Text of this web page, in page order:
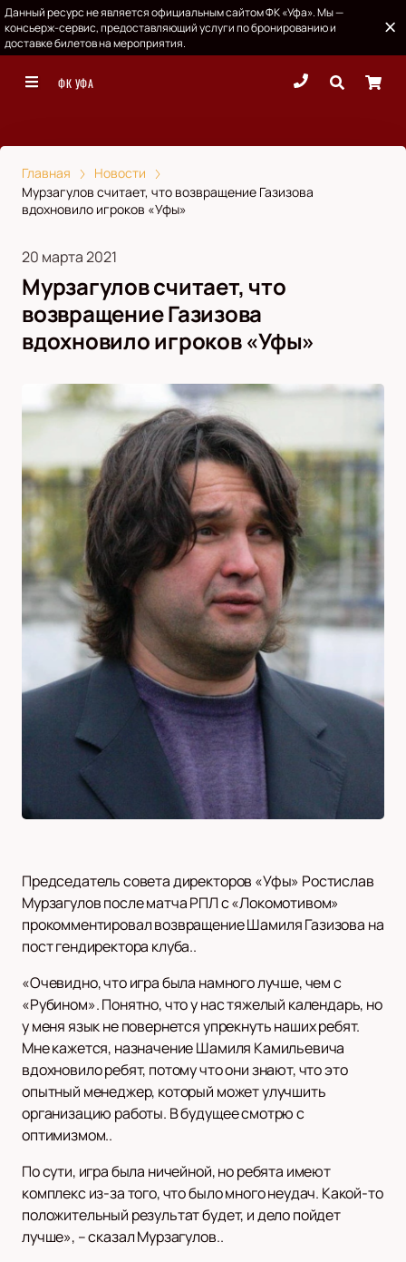
Данный ресурс не является официальным сайтом ФК «Уфа». Мы —
консьерж-сервис, предоставляющий услуги по бронированию и
доставке билетов на мероприятия.
ФК УФА
Главная
Новости
Мурзагулов считает, что возвращение Газизова
вдохновило игроков «Уфы»
20 марта 2021
Мурзагулов считает, что
возвращение Газизова
вдохновило игроков «Уфы»
Председатель совета директоров «Уфы» Ростислав
Мурзагулов после матча РПЛ с «Локомотивом»
прокомментировал возвращение Шамиля Газизова на
пост гендиректора клуба..
«Очевидно, что игра была намного лучше, чем с
«Рубином». Понятно, что у нас тяжелый календарь, но
у меня язык не повернется упрекнуть наших ребят.
Мне кажется, назначение Шамиля Камильевича
вдохновило ребят, потому что они знают, что это
опытный менеджер, который может улучшить
организацию работы. В будущее смотрю с
оптимизмом..
По сути, игра была ничейной, но ребята имеют
комплекс из-за того, что было много неудач. Какой-то
положительный результат будет, и дело пойдет
лучше», – сказал Мурзагулов..